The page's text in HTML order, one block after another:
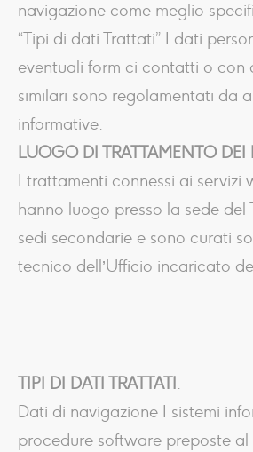
navigazione come meglio
“Tipi di dati Trattati” I dati
eventuali form ci contatti o con
similari sono regolamentati da
informative.
LUOGO DI TRATTAMENTO DEI
I trattamenti connessi ai servizi
hanno luogo presso la sede del
sedi secondarie e sono curati
tecnico dell’Ufficio incaricato
TIPI DI DATI TRATTATI
.
Dati di navigazione I sistemi
procedure software preposte al